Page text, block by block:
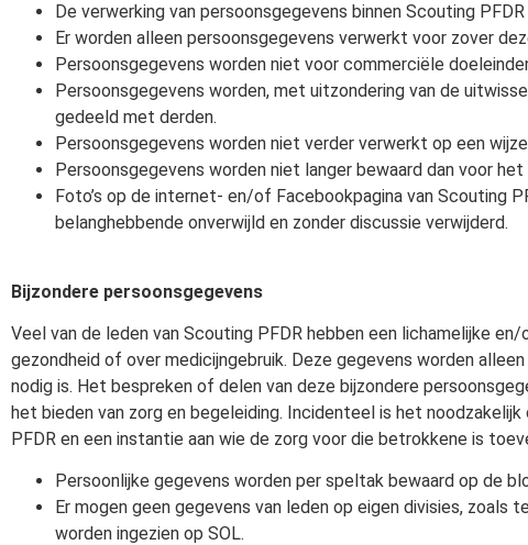
De verwerking van persoonsgegevens binnen Scouting
Er worden alleen persoonsgegevens verwerkt voor zover
Persoonsgegevens worden niet voor commerciële
Persoonsgegevens worden, met uitzondering van de
gedeeld met derden.
Persoonsgegevens worden niet verder verwerkt op een
Persoonsgegevens worden niet langer bewaard dan voor
Foto’s op de internet- en/of Facebookpagina van Scouting
belanghebbende onverwijld en zonder discussie verwijderd.
Bijzondere persoonsgegevens
Veel van de leden van Scouting PFDR hebben een lichamelijke
gezondheid of over medicijngebruik. Deze gegevens worden
nodig is. Het bespreken of delen van deze bijzondere
het bieden van zorg en begeleiding. Incidenteel is het
PFDR en een instantie aan wie de zorg voor die betrokkene is
Persoonlijke gegevens worden per speltak bewaard op de
Er mogen geen gegevens van leden op eigen divisies,
worden ingezien op SOL.